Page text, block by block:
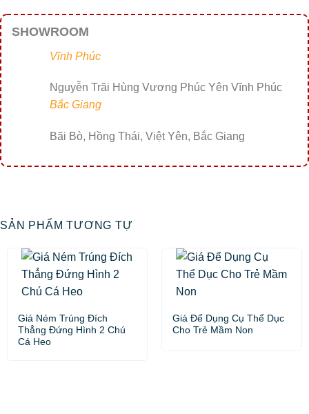
SHOWROOM
Vĩnh Phúc
Nguyễn Trãi Hùng Vương Phúc Yên Vĩnh Phúc
Bắc Giang
Bãi Bò, Hồng Thái, Việt Yên, Bắc Giang
SẢN PHẨM TƯƠNG TỰ
Giá Ném Trúng Đích
Thẳng Đứng Hình 2 Chú
Cá Heo
Giá Để Dụng Cụ Thể Dục
Cho Trẻ Mầm Non